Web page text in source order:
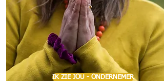
IK ZIE JOU - ONDERNEMER